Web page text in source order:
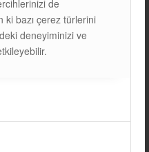
de
ki bazı çerez türlerini
deneyiminizi ve
İçin
ve 120 GW’lık